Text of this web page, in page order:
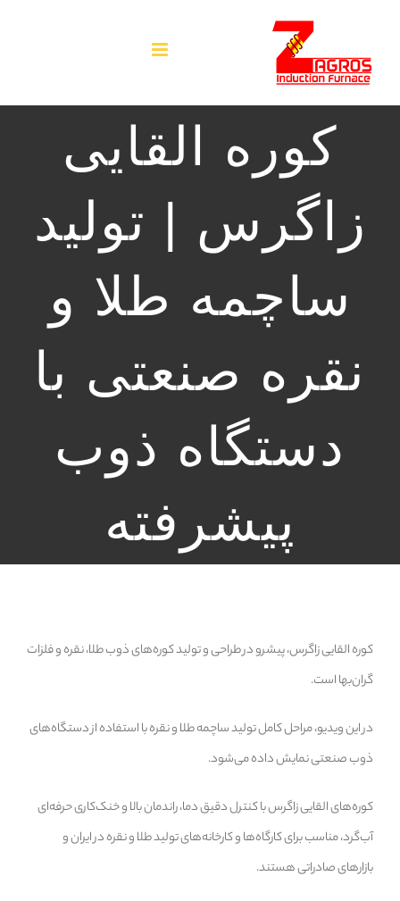
کوره القایی
زاگرس | تولید
ساچمه طلا و
نقره صنعتی با
دستگاه ذوب
پیشرفته
کوره القایی زاگرس، پیشرو در طراحی و تولید کوره‌های ذوب طلا، نقره و فلزات
گران‌بها است.
در این ویدیو، مراحل کامل تولید ساچمه طلا و نقره با استفاده از دستگاه‌های
ذوب صنعتی نمایش داده می‌شود.
کوره‌های القایی زاگرس با کنترل دقیق دما، راندمان بالا و خنک‌کاری حرفه‌ای
آب‌گرد، مناسب برای کارگاه‌ها و کارخانه‌های تولید طلا و نقره در ایران و
بازارهای صادراتی هستند.